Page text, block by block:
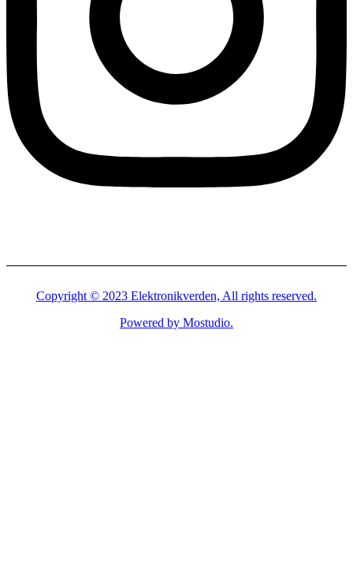
Copyright © 2023 Elektronikverden, All rights reserved.
Powered by Mostudio.